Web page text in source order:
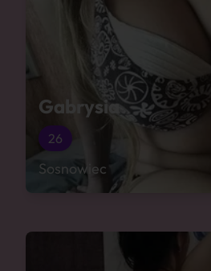
Gabrysia
26
Sosnowiec